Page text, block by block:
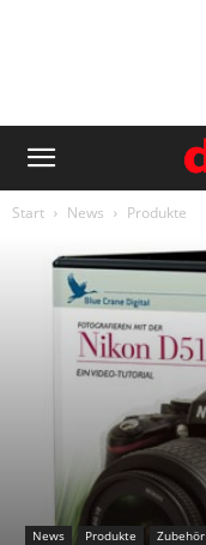
Start News Produkte
News Produkte Zubehör